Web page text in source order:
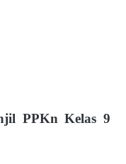
PPKn Kelas 9